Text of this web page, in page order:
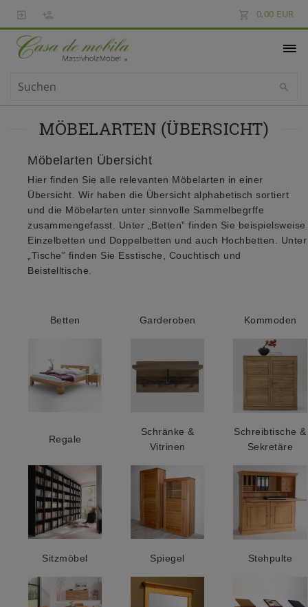
0,00 EUR
MÖBELARTEN (ÜBERSICHT)
Möbelarten Übersicht
Hier finden Sie alle relevanten Möbelarten in einer
Übersicht. Wir haben die Übersicht alphabetisch sortiert
und die Möbelarten unter sinnvolle Sammelbegrffe
zusammengefasst. Unter „Betten” finden Sie beispielsweise
Einzelbetten und Doppelbetten und auch Hochbetten. Unter
„Tische” finden Sie Esstische, Couchtisch und
Beistelltische.
Betten Garderoben Kommoden
Regale
Schränke &
Vitrinen
Schreibtische &
Sekretäre
Sitzmöbel Spiegel Stehpulte